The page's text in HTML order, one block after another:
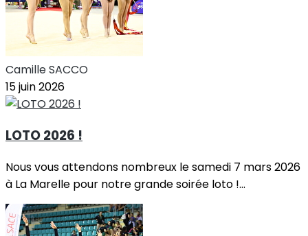
Camille SACCO
15 juin 2026
LOTO 2026 !
Nous vous attendons nombreux le samedi 7 mars 2026
à La Marelle pour notre grande soirée loto !...